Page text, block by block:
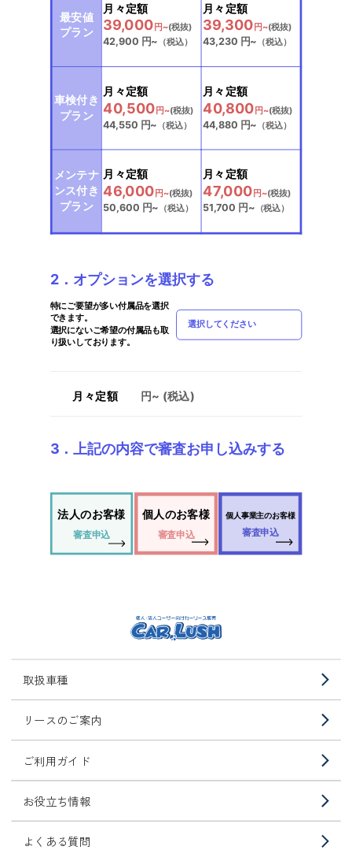
最安値
プラン
月々定額
39,000 円~(税抜)
42,900 円~ （税込）
月々定額
39,300 円~(税抜)
43,230 円~ （税込）
車検付き
プラン
月々定額
40,500円~(税抜)
44,550 円~ （税込）
月々定額
40,800円~(税抜)
44,880 円~ （税込）
メンテナ
ンス付き
プラン
月々定額
46,000円~(税抜)
50,600 円~ （税込）
月々定額
47,000円~(税抜)
51,700 円~ （税込）
2．オプションを選択する
特にご要望が多い付属品を選択
できます。
選択にないご希望の付属品も取
り扱いしております。
選択してください
月々定額 円~ (税込)
3．上記の内容で審査お申し込みする
法人のお客様
審査申込
個人のお客様
審査申込
個人事業主のお客様
審査申込
取扱車種
リースのご案内
ご利用ガイド
お役立ち情報
よくある質問